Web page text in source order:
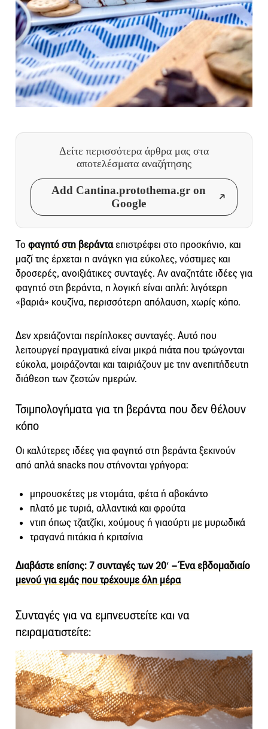
Δείτε περισσότερα άρθρα μας στα
αποτελέσματα αναζήτησης
Add Cantina.protothema.gr on
Google
Το φαγητό στη βεράνταεπιστρέφει στο προσκήνιο, και
μαζί της έρχεται η ανάγκη για εύκολες, νόστιμες και
δροσερές, ανοιξιάτικες συνταγές. Αν αναζητάτε ιδέες για
φαγητό στη βεράντα, η λογική είναι απλή: λιγότερη
«βαριά» κουζίνα, περισσότερη απόλαυση, χωρίς κόπο.
Δεν χρειάζονται περίπλοκες συνταγές. Αυτό που
λειτουργεί πραγματικά είναι μικρά πιάτα που τρώγονται
εύκολα, μοιράζονται και ταιριάζουν με την ανεπιτήδευτη
διάθεση των ζεστών ημερών.
Τσιμπολογήματα για τη βεράντα που δεν θέλουν
κόπο
Οι καλύτερες ιδέες για φαγητό στη βεράντα ξεκινούν
από απλά snacks που στήνονται γρήγορα:
μπρουσκέτες με ντομάτα, φέτα ή αβοκάντο
πλατό με τυριά, αλλαντικά και φρούτα
ντιπ όπως τζατζίκι, χούμους ή γιαούρτι με μυρωδικά
τραγανά πιτάκια ή κριτσίνια
Διαβάστε επίσης: 7 συνταγές των 20′ – Ένα εβδομαδιαίο
μενού για εμάς που τρέχουμε όλη μέρα
Συνταγές για να εμπνευστείτε και να
πειραματιστείτε: